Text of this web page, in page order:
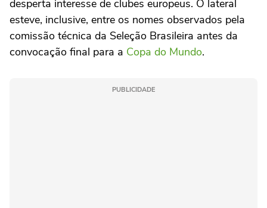
desperta interesse de clubes europeus. O lateral
esteve, inclusive, entre os nomes observados pela
comissão técnica da Seleção Brasileira antes da
convocação final para a Copa do Mundo.
PUBLICIDADE